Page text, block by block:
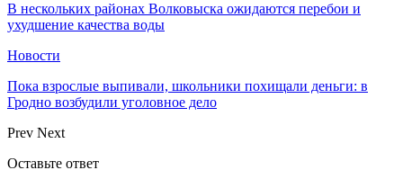
В нескольких районах Волковыска ожидаются перебои и
ухудшение качества воды
Новости
Пока взрослые выпивали, школьники похищали деньги: в
Гродно возбудили уголовное дело
Prev Next
Оставьте ответ